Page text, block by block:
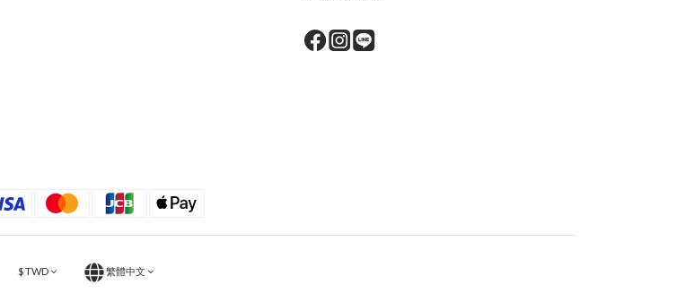
$TWD 繁體中文